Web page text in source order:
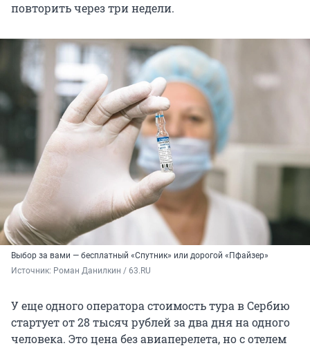
повторить через три недели.
Выбор за вами — бесплатный «Спутник» или дорогой «Пфайзер»
Источник: Роман Данилкин / 63.RU
У еще одного оператора стоимость тура в Сербию
стартует от 28 тысяч рублей за два дня на одного
человека. Это цена без авиаперелета, но с отелем